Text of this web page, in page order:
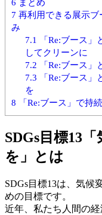
6 まとめ
7 再利用できる展示ブ
み
7.1
「Re:ブース」
してクリーンに
7.2 「Re:ブース」
7.3 「Re:ブース」
を
8 「Re:ブース」で持
SDGs目標13
を」とは
SDGs目標13は、気候
めの目標です。
近年、私たち人間の